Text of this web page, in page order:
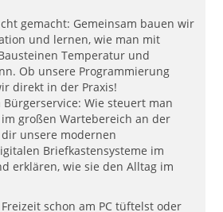
gemacht: Gemeinsam bauen wir
und lernen, wie man mit
Temperatur und
Ob unsere Programmierung
direkt in der Praxis!
Wie steuert man
großen Wartebereich an der
unsere modernen
Briefkastensysteme im
erklären, wie sie den Alltag im
schon am PC tüftelst oder